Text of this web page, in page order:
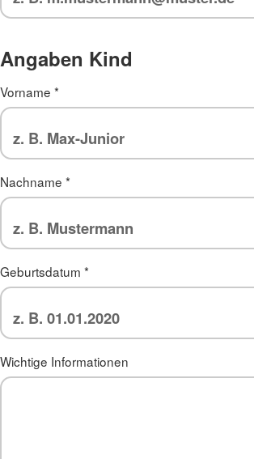
Angaben Kind
Vorname *
Nachname *
Geburtsdatum *
Wichtige Informationen